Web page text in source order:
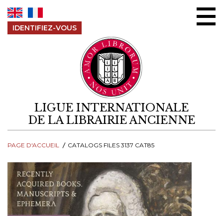
IDENTIFIEZ-VOUS
LIGUE INTERNATIONALE
DE LA LIBRAIRIE ANCIENNE
PAGE D'ACCUEIL CATALOGS FILES 3137 CAT85